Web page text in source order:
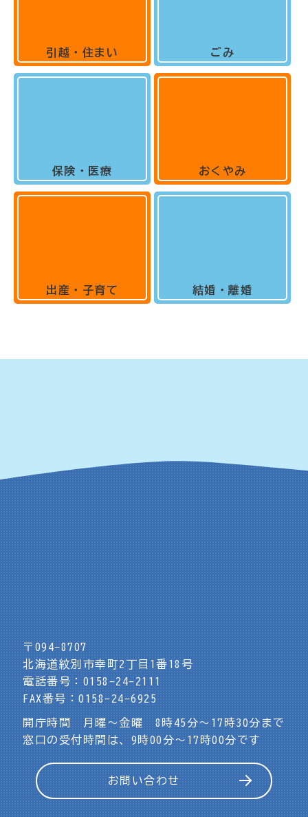
引越・住まい
保険・医療
出産・子育て
ごみ
おくやみ
結婚・離婚
〒094-8707
北海道紋別市幸町2丁目1番18号
電話番号：0158-24-2111
FAX番号：0158-24-6925
開庁時間 月曜～金曜 8時45分～17時30分まで
窓口の受付時間は、9時00分～17時00分です
お問い合わせ